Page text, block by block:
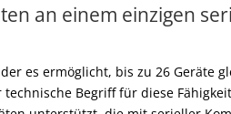
an einem einzigen
es ermöglicht, bis zu 26 Geräte
Begriff für diese